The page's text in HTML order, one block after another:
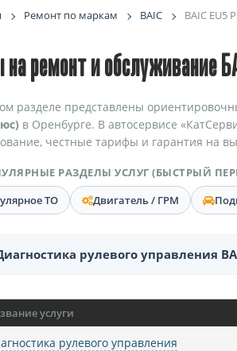
Ремонт по маркам BAIC BAIC EU5
ремонт и обслуживание
разделе представлены
в Оренбурге. В автосервисе
честные тарифы и гарантия на
РАЗДЕЛЫ УСЛУГ (БЫСТРЫЙ
ТО
Двигатель / ГРМ
рулевого управления
услуги
рулевого управления